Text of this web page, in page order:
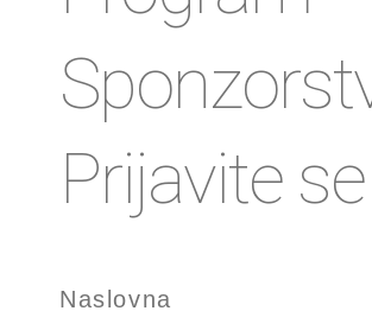
Prijavite se
Naslovna